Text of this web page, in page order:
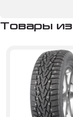
Товары